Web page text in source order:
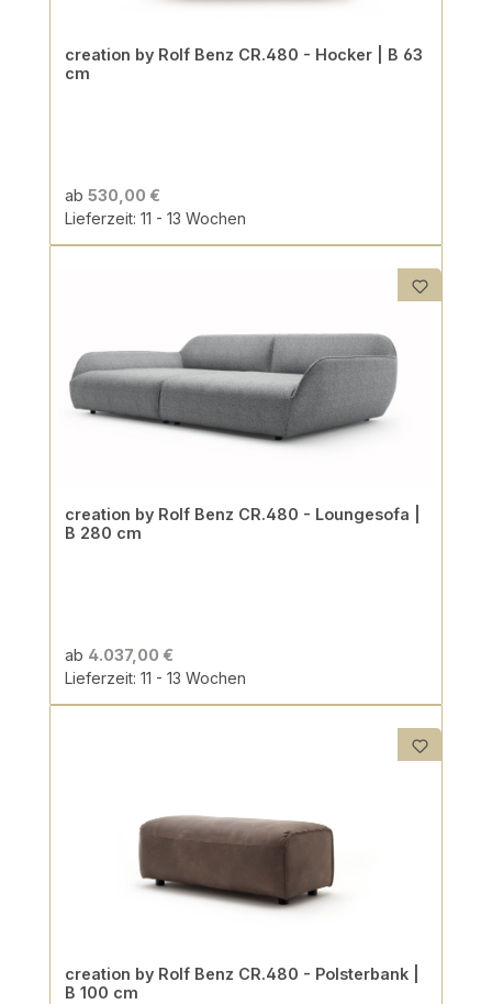
creation by Rolf Benz CR.480 - Hocker | B 63
cm
ab 530,00 €
Lieferzeit: 11 - 13 Wochen
creation by Rolf Benz CR.480 - Loungesofa |
B 280 cm
ab 4.037,00 €
Lieferzeit: 11 - 13 Wochen
creation by Rolf Benz CR.480 - Polsterbank |
B 100 cm